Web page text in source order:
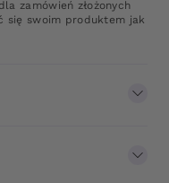
zamówień złożonych
się swoim produktem jak